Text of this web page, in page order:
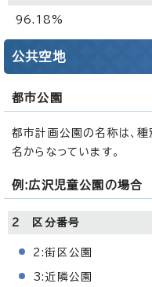
96.18%
公共空地
都市公園
都市計画公園の名称は、
名からなっています。
例:広沢児童公園の場合
2 区分番号
2:街区公園
3:近隣公園